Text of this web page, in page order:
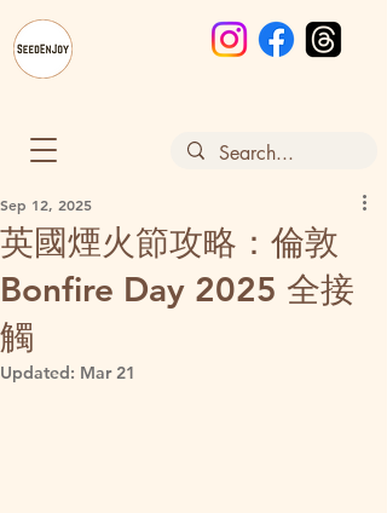
英國煙火節攻略：倫敦
Bonfire Day 2025 全接
觸
Sep 12, 2025
Updated: Mar 21